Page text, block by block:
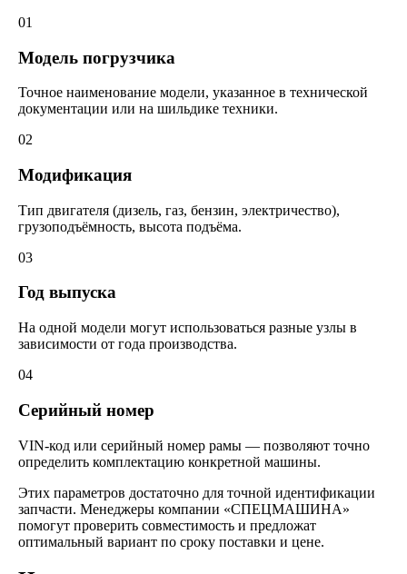
01
Модель погрузчика
Точное наименование модели, указанное в технической
документации или на шильдике техники.
02
Модификация
Тип двигателя (дизель, газ, бензин, электричество),
грузоподъёмность, высота подъёма.
03
Год выпуска
На одной модели могут использоваться разные узлы в
зависимости от года производства.
04
Серийный номер
VIN-код или серийный номер рамы — позволяют точно
определить комплектацию конкретной машины.
Этих параметров достаточно для точной идентификации
запчасти. Менеджеры компании «СПЕЦМАШИНА»
помогут проверить совместимость и предложат
оптимальный вариант по сроку поставки и цене.